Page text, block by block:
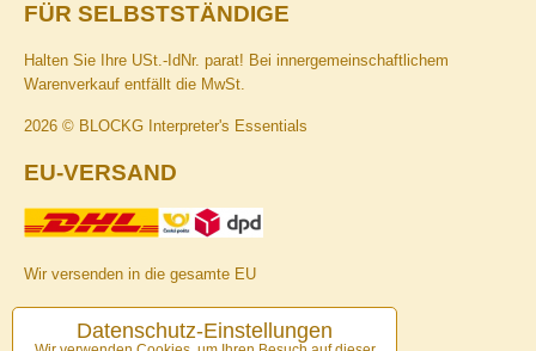
FÜR SELBSTSTÄNDIGE
Halten Sie Ihre USt.-IdNr. parat! Bei innergemeinschaftlichem
Warenverkauf entfällt die MwSt.
2026 © BLOCKG Interpreter's Essentials
EU-VERSAND
Wir versenden in die gesamte EU
ZAHLUNGSARTEN
Datenschutz-Einstellungen